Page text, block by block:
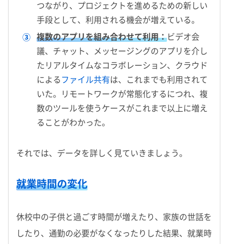
つながり、プロジェクトを進めるための新しい
手段として、利用される機会が増えている。
複数のアプリを組み合わせて利用：ビデオ会
議、チャット、メッセージングのアプリを介し
たリアルタイムなコラボレーション、クラウド
による ファイル共有は、これまでも利用されて
いた。リモートワークが常態化するにつれ、複
数のツールを使うケースがこれまで以上に増え
ることがわかった。
それでは、データを詳しく見ていきましょう。
就業時間の変化
休校中の子供と過ごす時間が増えたり、家族の世話を
したり、通勤の必要がなくなったりした結果、就業時